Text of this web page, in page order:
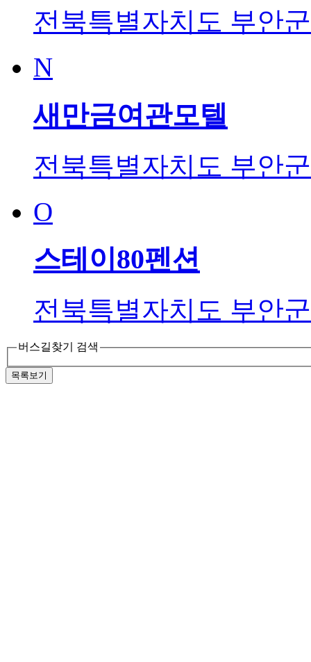
전북특별자치도 부안
N
새만금여관모텔
전북특별자치도 부안
O
스테이80펜션
전북특별자치도 부안
버스길찾기 검색
목록보기